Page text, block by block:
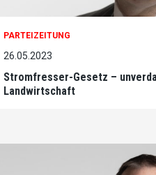
PARTEIZEITUNG
26.05.2023
Stromfresser-Gesetz –
Landwirtschaft